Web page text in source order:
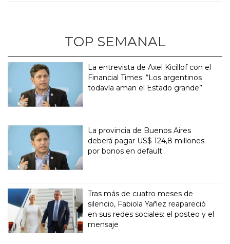
TOP SEMANAL
La entrevista de Axel Kicillof con el
Financial Times: “Los argentinos
todavía aman el Estado grande”
La provincia de Buenos Aires
deberá pagar US$ 124,8 millones
por bonos en default
Tras más de cuatro meses de
silencio, Fabiola Yañez reapareció
en sus redes sociales: el posteo y el
mensaje